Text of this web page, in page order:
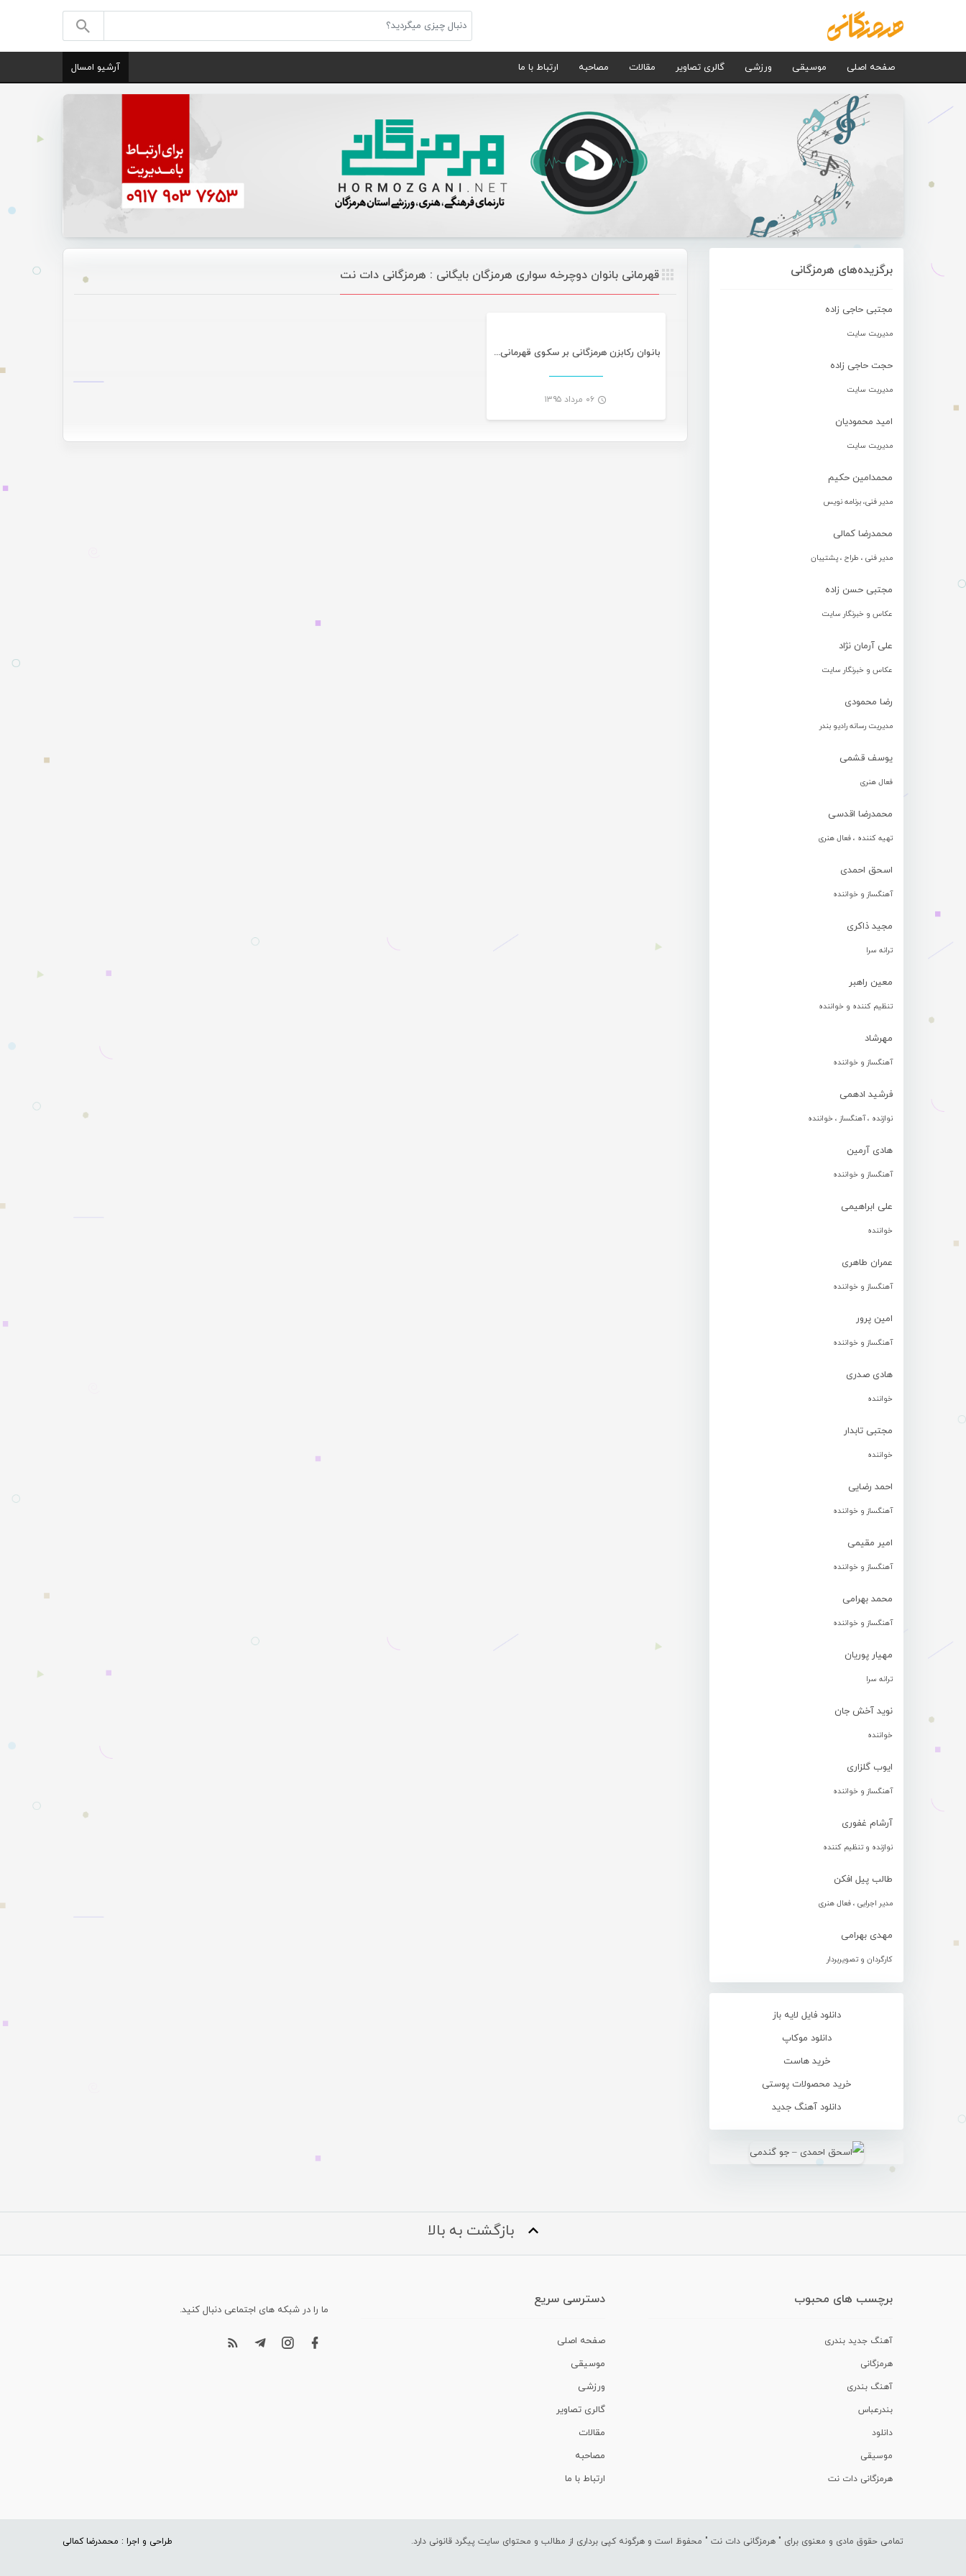
صفحه اصلی موسیقی ورزشی گالری تصاویر مقالات مصاحبه ارتباط با ما آرشیو امسال
برگزیده‌های هرمزگانی
مجتبی حاجی زاده
مدیریت سایت
حجت حاجی زاده
مدیریت سایت
امید محمودیان
مدیریت سایت
محمدامین حکیم
مدیر فنی، برنامه نویس
محمدرضا کمالی
مدیر فنی ، طراح ، پشتیبان
مجتبی حسن زاده
عکاس و خبرنگار سایت
علی آرمان نژاد
عکاس و خبرنگار سایت
رضا محمودی
مدیریت رسانه رادیو بندر
یوسف قشمی
فعال هنری
محمدرضا اقدسی
تهیه کننده ، فعال هنری
اسحق احمدی
آهنگساز و خواننده
مجید ذاکری
ترانه سرا
معین راهبر
تنظیم کننده و خواننده
مهرشاد
آهنگساز و خواننده
فرشید ادهمی
نوازنده ، آهنگساز ، خواننده
هادی آرمین
آهنگساز و خواننده
علی ابراهیمی
خواننده
عمران طاهری
آهنگساز و خواننده
امین پرور
آهنگساز و خواننده
هادی صدری
خواننده
مجتبی تابدار
خواننده
احمد رضایی
آهنگساز و خواننده
امیر مقیمی
آهنگساز و خواننده
محمد بهرامی
آهنگساز و خواننده
مهیار پوریان
ترانه سرا
نوید آخش جان
خواننده
ایوب گلزاری
آهنگساز و خواننده
آرشام غفوری
نوازنده و تنظیم کننده
طالب پیل افکن
مدیر اجرایی ، فعال هنری
مهدی بهرامی
کارگردان و تصویربردار
دانلود فایل لایه باز
دانلود موکاپ
خرید هاست
خرید محصولات پوستی
دانلود آهنگ جدید
قهرمانی بانوان دوچرخه سواری هرمزگان بایگانی : هرمزگانی دات نت
بانوان رکابزن هرمزگانی بر سکوی قهرمانی کشور
۰۶ مرداد ۱۳۹۵
بازگشت به بالا
برچسب های محبوب
آهنگ جدید بندری
هرمزگانی
آهنگ بندری
بندرعباس
دانلود
موسیقی
هرمزگانی دات نت
دسترسی سریع
صفحه اصلی
موسیقی
ورزشی
گالری تصاویر
مقالات
مصاحبه
ارتباط با ما
ما را در شبکه های اجتماعی دنبال کنید.
تمامی حقوق مادی و معنوی برای " هرمزگانی دات نت " محفوظ است و هرگونه کپی برداری از مطالب و محتوای سایت پیگرد قانونی دارد. طراحی و اجرا : محمدرضا کمالی